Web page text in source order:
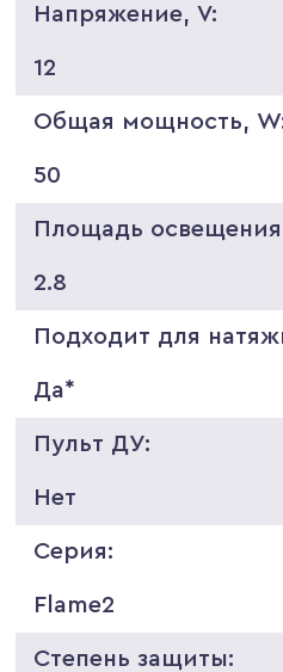
Напряжение, V:
12
Общая мощность,
50
Площадь
2.8
Подходит для
Да*
Пульт ДУ:
Нет
Серия:
Flame2
Степень защиты: